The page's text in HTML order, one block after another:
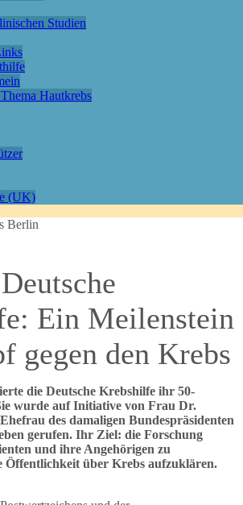
Studien
Hautkrebs
(UK)
Ein Meilenstein
gegen den Krebs
die Deutsche Krebshilfe ihr 50-
wurde auf Initiative von Frau Dr.
des damaligen Bundespräsidenten
gerufen. Ihr Ziel: die Forschung
und ihre Angehörigen zu
Öffentlichkeit über Krebs aufzuklären.